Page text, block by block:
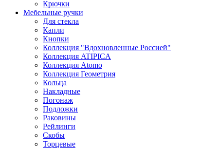
Крючки
Мебельные ручки
Для стекла
Капли
Кнопки
Коллекция "Вдохновленные Россией"
Коллекция ATIPICA
Коллекция Atomo
Коллекция Геометрия
Кольца
Накладные
Погонаж
Подложки
Раковины
Рейлинги
Скобы
Торцевые